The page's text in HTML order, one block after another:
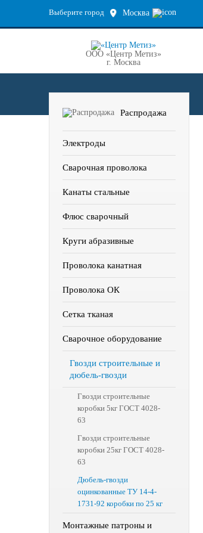
Выберите город Москва
ООО «Центр Метиз»
г. Москва
Распродажа
Электроды
Сварочная проволока
Канаты стальные
Флюс сварочный
Круги абразивные
Проволока канатная
Проволока ОК
Сетка тканая
Сварочное оборудование
Гвозди строительные и
дюбель-гвозди
Гвозди строительные
коробки 5кг ГОСТ 4028-
63
Гвозди строительные
коробки 25кг ГОСТ 4028-
63
Дюбель-гвозди
оцинкованные ТУ 14-4-
1731-92 коробки по 25 кг
Монтажные патроны и